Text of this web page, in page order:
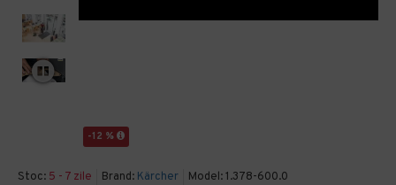
-12 %
Stoc: 5 - 7 zile Brand: Kärcher Model:1.378-600.0